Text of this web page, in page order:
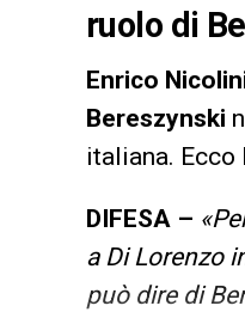
ruolo di
Enrico
Bereszynski
italiana.
DIFESA –
a Di Lorenzo
può dire di